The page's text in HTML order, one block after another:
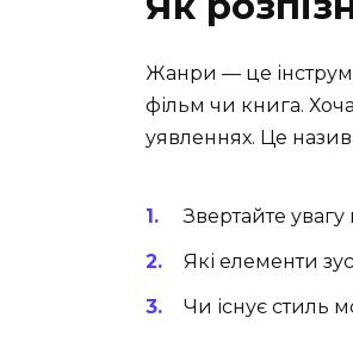
Жанри — це
фільм чи книга.
уявленнях. Це
Звертайте
Які елементи
Чи існує стиль